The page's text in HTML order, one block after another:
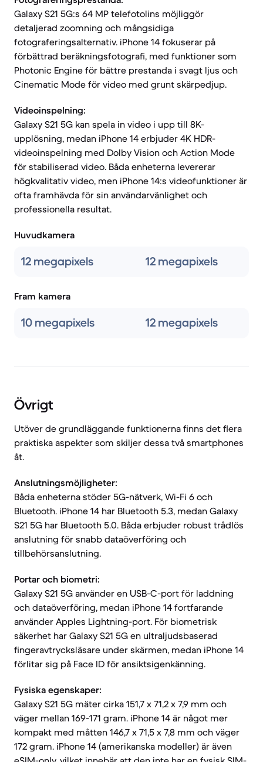
Galaxy S21 5G:s 64 MP telefotolins möjliggör
detaljerad zoomning och mångsidiga
fotograferingsalternativ. iPhone 14 fokuserar på
förbättrad beräkningsfotografi, med funktioner som
Photonic Engine för bättre prestanda i svagt ljus och
Cinematic Mode för video med grunt skärpedjup.
Videoinspelning:
Galaxy S21 5G kan spela in video i upp till 8K-
upplösning, medan iPhone 14 erbjuder 4K HDR-
videoinspelning med Dolby Vision och Action Mode
för stabiliserad video. Båda enheterna levererar
högkvalitativ video, men iPhone 14:s videofunktioner är
ofta framhävda för sin användarvänlighet och
professionella resultat.
Huvudkamera
12 megapixels 12 megapixels
Fram kamera
10 megapixels 12 megapixels
Övrigt
Utöver de grundläggande funktionerna finns det flera
praktiska aspekter som skiljer dessa två smartphones
åt.
Anslutningsmöjligheter:
Båda enheterna stöder 5G-nätverk, Wi-Fi 6 och
Bluetooth. iPhone 14 har Bluetooth 5.3, medan Galaxy
S21 5G har Bluetooth 5.0. Båda erbjuder robust trådlös
anslutning för snabb dataöverföring och
tillbehörsanslutning.
Portar och biometri:
Galaxy S21 5G använder en USB-C-port för laddning
och dataöverföring, medan iPhone 14 fortfarande
använder Apples Lightning-port. För biometrisk
säkerhet har Galaxy S21 5G en ultraljudsbaserad
fingeravtrycksläsare under skärmen, medan iPhone 14
förlitar sig på Face ID för ansiktsigenkänning.
Fysiska egenskaper:
Galaxy S21 5G mäter cirka 151,7 x 71,2 x 7,9 mm och
väger mellan 169-171 gram. iPhone 14 är något mer
kompakt med måtten 146,7 x 71,5 x 7,8 mm och väger
172 gram. iPhone 14 (amerikanska modeller) är även